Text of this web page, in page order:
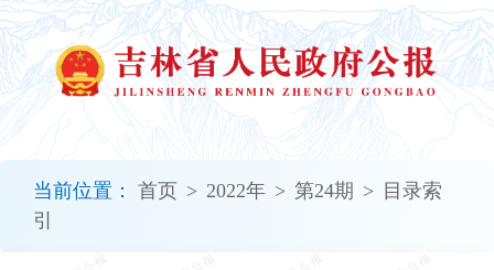
当前位置： 首页 > 2022年 > 第24期 > 目录索
引
无
障
碍
说
明
加